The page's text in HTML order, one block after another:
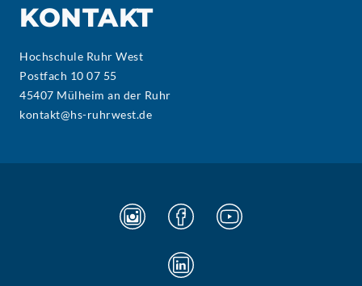
KONTAKT
Hochschule Ruhr West
Postfach 10 07 55
45407 Mülheim an der Ruhr
kontakt@hs-ruhrwest.de